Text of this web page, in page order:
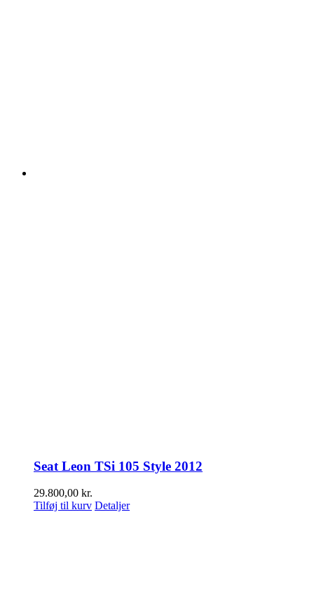
Seat Leon TSi 105 Style 2012
29.800,00 kr.
Tilføj til kurv Detaljer